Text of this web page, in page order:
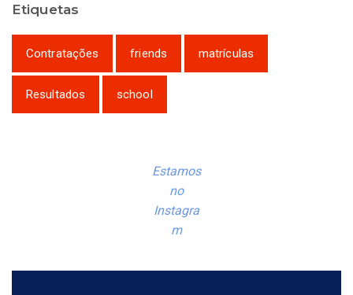
Etiquetas
Contratações friends matrículas
Resultados school
Estamos
no
Instagra
m